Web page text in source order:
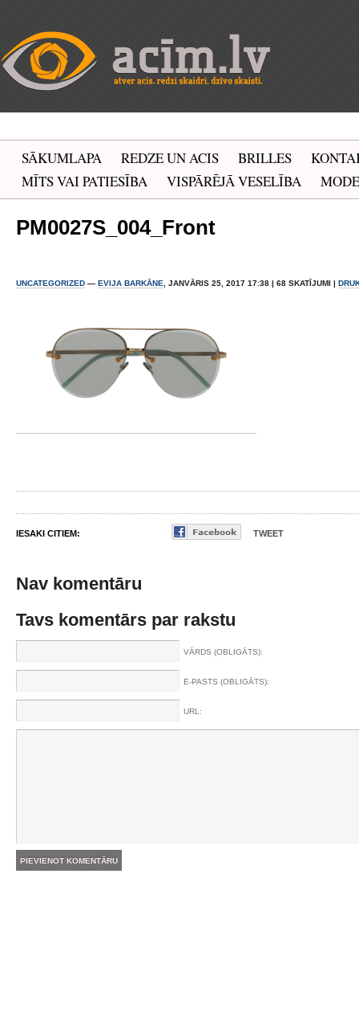
SĀKUMLAPA REDZE UN ACIS BRILLES
MĪTS VAI PATIESĪBA
VISPĀRĒJĀ VESELĪBA MODE
PM0027S_004_Front
UNCATEGORIZED — EVIJA BARKĀNE , JANVĀRIS 25, 2017 17:38 | 68 SKATĪJUMI |
IESAKI CITIEM: TWEET
Nav komentāru
Tavs komentārs par rakstu
VĀRDS (OBLIGĀTS):
E-PASTS (OBLIGĀTS):
URL: